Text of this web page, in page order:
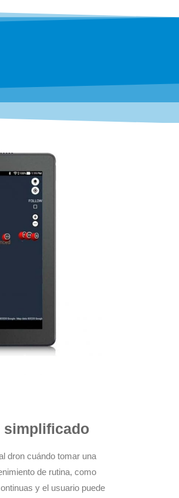
simplificado
dron cuándo tomar una
de rutina, como
y el usuario puede